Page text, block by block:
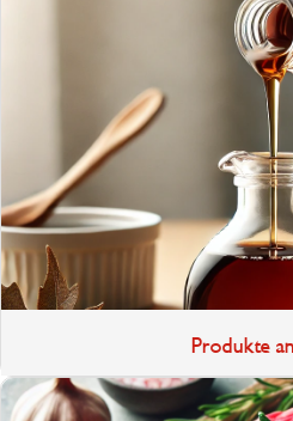
Produkte